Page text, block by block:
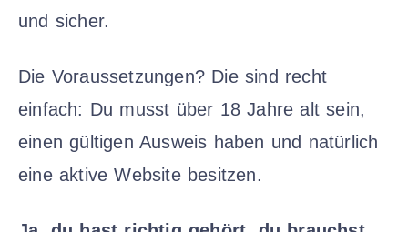
und sicher.
Die Voraussetzungen? Die sind recht
einfach: Du musst über 18 Jahre alt sein,
einen gültigen Ausweis haben und natürlich
eine aktive Website besitzen.